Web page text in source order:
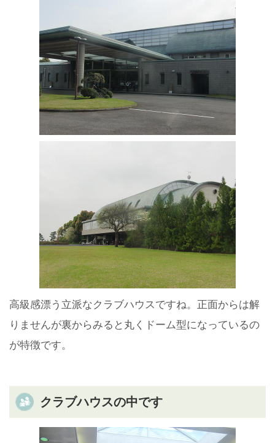
高級感漂う立派なクラブハウスですね。正面からは解
りませんが裏からみると丸くドーム型になっているの
が特徴です。
クラブハウスの中です